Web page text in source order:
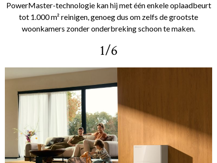
PowerMaster-technologie kan hij met één enkele oplaadbeurt
tot 1.000 m² reinigen, genoeg dus om zelfs de grootste
woonkamers zonder onderbreking schoon te maken.
1/6